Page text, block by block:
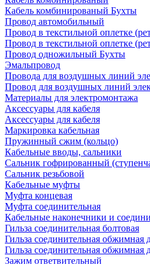
Кабель комбинированый Бухты
Провод автомобильный
Провод в текстильной оплетке
Провод в текстильной оплетке
Провод одножильный Бухты
Эмальпровод
Провода для воздушных линий
Провод для воздушных линий
Материалы для электромонтажа
Аксессуары для кабеля
Аксессуары для кабеля
Маркировка кабельная
Пружинный сжим (кольцо)
Кабельные вводы, сальники
Сальник гофрированный
Сальник резьбовой
Кабельные муфты
Муфта концевая
Муфта соединительная
Кабельные наконечники и
Гильза соединительная болтовая
Гильза соединительная обжимная
Гильза соединительная обжимная
Зажим ответвительный